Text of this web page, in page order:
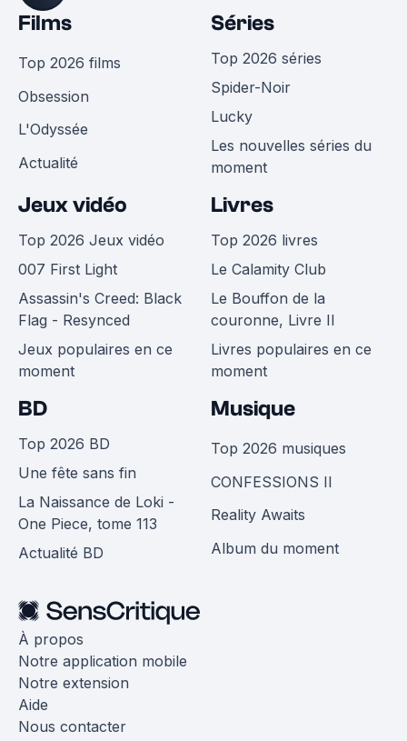
Films
Top 2026 films
Obsession
L'Odyssée
Actualité
Séries
Top 2026 séries
Spider-Noir
Lucky
Les nouvelles séries du
moment
Jeux vidéo
Top 2026 Jeux vidéo
007 First Light
Assassin's Creed: Black
Flag - Resynced
Jeux populaires en ce
moment
Livres
Top 2026 livres
Le Calamity Club
Le Bouffon de la
couronne, Livre II
Livres populaires en ce
moment
BD
Top 2026 BD
Une fête sans fin
La Naissance de Loki -
One Piece, tome 113
Actualité BD
Musique
Top 2026 musiques
CONFESSIONS II
Reality Awaits
Album du moment
À propos
Notre application mobile
Notre extension
Aide
Nous contacter